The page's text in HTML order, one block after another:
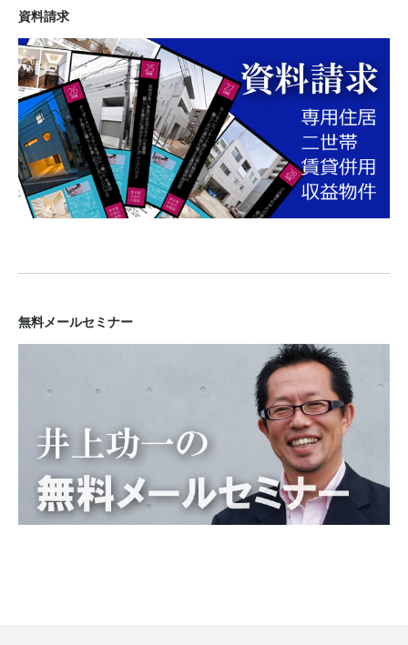
資料請求
無料メールセミナー